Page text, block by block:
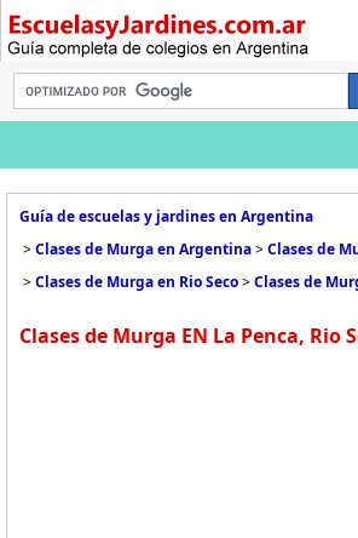
Guía de escuelas y jardines en Argentina
>Clases de Murga en Argentina>Clases de
>Clases de Murga en Rio Seco>Clases de
Clases de Murga EN La Penca, Rio